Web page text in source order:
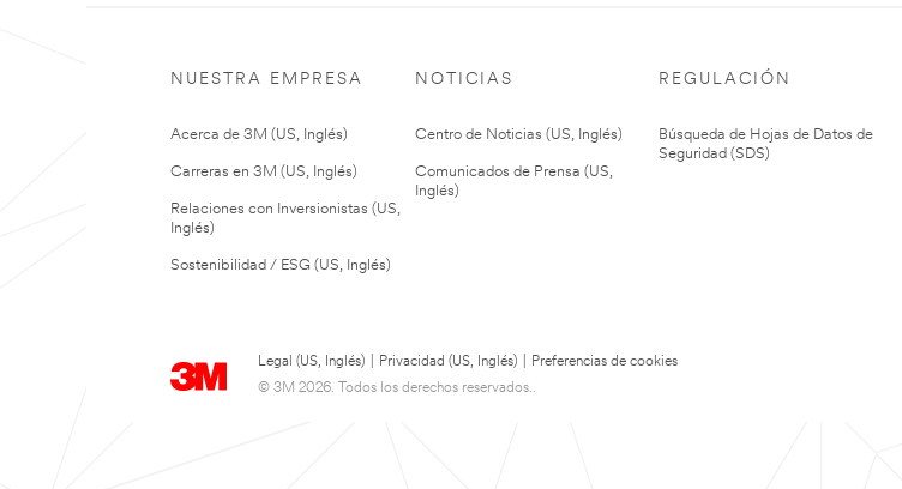
NUESTRA EMPRESA
Acerca de 3M (US, Inglés)
Carreras en 3M (US, Inglés)
Relaciones con Inversionistas (US,
Inglés)
Sostenibilidad / ESG (US, Inglés)
NOTICIAS
Centro de Noticias (US, Inglés)
Comunicados de Prensa (US,
Inglés)
REGULACIÓN
Búsqueda de Hojas de Datos de
Seguridad (SDS)
Legal (US, Inglés) Privacidad (US, Inglés)
Preferencias de cookies
© 3M 2026. Todos los derechos reservados..